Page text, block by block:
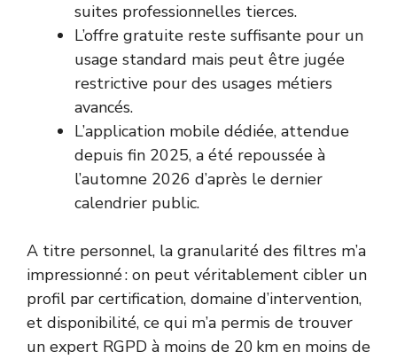
suites professionnelles tierces.
L’offre gratuite reste suffisante pour un
usage standard mais peut être jugée
restrictive pour des usages métiers
avancés.
L’application mobile dédiée, attendue
depuis fin 2025, a été repoussée à
l’automne 2026 d’après le dernier
calendrier public.
A titre personnel, la granularité des filtres m’a
impressionné : on peut véritablement cibler un
profil par certification, domaine d’intervention,
et disponibilité, ce qui m’a permis de trouver
un expert RGPD à moins de 20 km en moins de